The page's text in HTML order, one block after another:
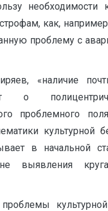
необходимости
как,
проблему с
«наличие
о
проблемного
культурной
в начальной
выявления